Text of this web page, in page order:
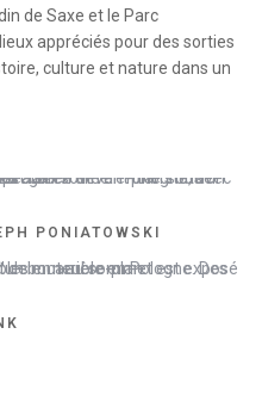
de Saxe et le Parc
appréciés pour des sorties
culture et nature dans un
PONIATOWSKI